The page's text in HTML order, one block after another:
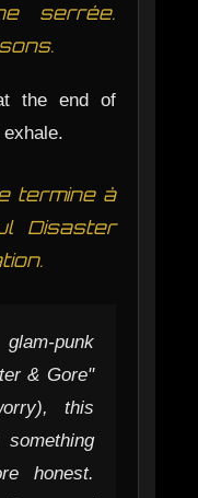
serrée.
the end of
termine à
Disaster
punk
& Gore"
this
honest.